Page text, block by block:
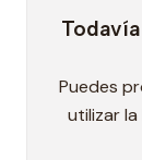
Puedes
utilizar